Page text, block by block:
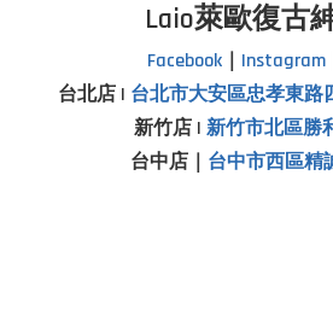
Laio萊歐復古
Facebook Instagram
台北店 | 台北市大安區忠孝東路
新竹店 | 新竹市北區勝
台中店｜ 台中市西區精